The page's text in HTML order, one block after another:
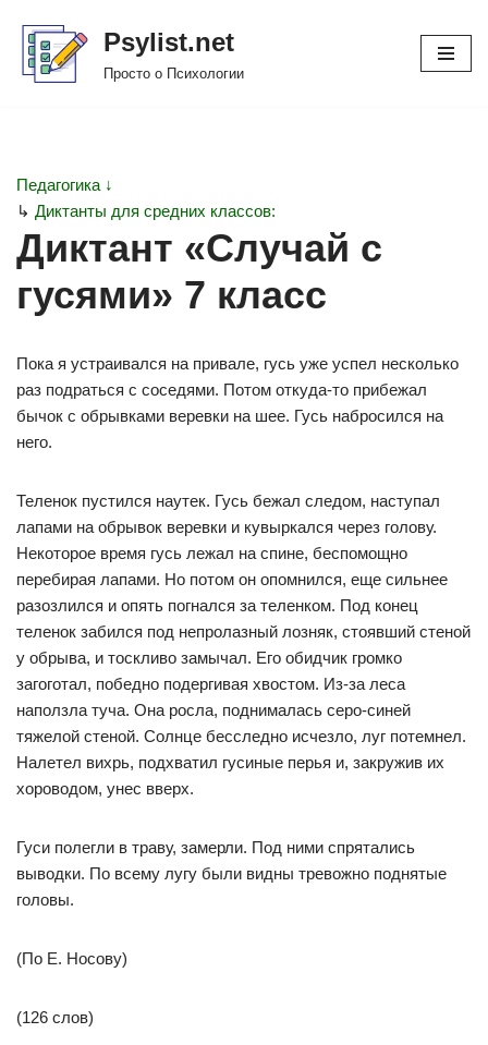
Перейти
Psylist.net
Просто о Психологии
Педагогика ↓
↳ Диктанты для средних классов:
Диктант «Случай с
гусями» 7 класс
Пока я устраивался на привале, гусь уже успел несколько
раз подраться с соседями. Потом откуда-то прибежал
бычок с обрывками веревки на шее. Гусь набросился на
него.
Теленок пустился наутек. Гусь бежал следом, наступал
лапами на обрывок веревки и кувыркался через голову.
Некоторое время гусь лежал на спине, беспомощно
перебирая лапами. Но потом он опомнился, еще сильнее
разозлился и опять погнался за теленком. Под конец
теленок забился под непролазный лозняк, стоявший стеной
у обрыва, и тоскливо замычал. Его обидчик громко
загоготал, победно подергивая хвостом. Из-за леса
наползла туча. Она росла, поднималась серо-синей
тяжелой стеной. Солнце бесследно исчезло, луг потемнел.
Налетел вихрь, подхватил гусиные перья и, закружив их
хороводом, унес вверх.
Гуси полегли в траву, замерли. Под ними спрятались
выводки. По всему лугу были видны тревожно поднятые
головы.
(По Е. Носову)
(126 слов)